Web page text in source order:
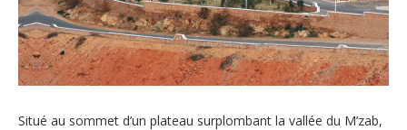
Situé au sommet d’un plateau surplombant la vallée du M’zab,